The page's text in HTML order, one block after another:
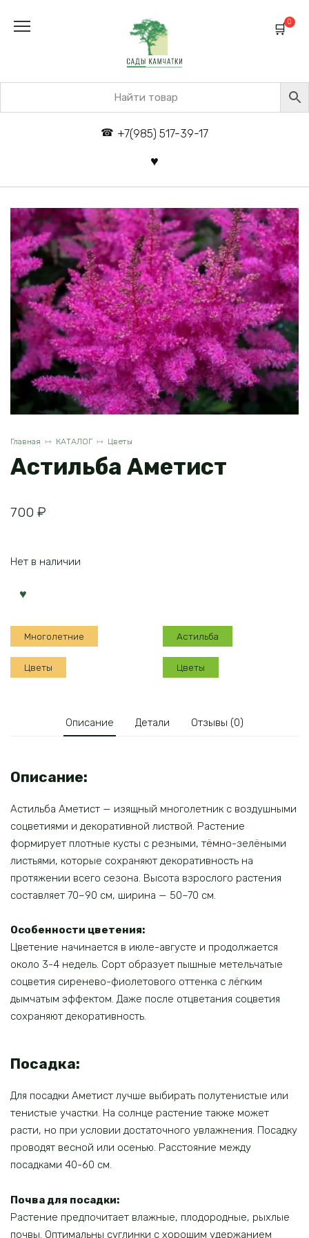
+7(985) 517-39-17
0
Главная КАТАЛОГ Цветы
Астильба Аметист
700 ₽
Нет в наличии
Многолетние
Цветы
Астильба
Цветы
Описание Детали Отзывы (0)
Описание:
Астильба Аметист — изящный многолетник с воздушными
соцветиями и декоративной листвой. Растение
формирует плотные кусты с резными, тёмно-зелёными
листьями, которые сохраняют декоративность на
протяжении всего сезона. Высота взрослого растения
составляет 70–90 см, ширина — 50–70 см.
Особенности цветения:
Цветение начинается в июле-августе и продолжается
около 3-4 недель. Сорт образует пышные метельчатые
соцветия сиренево-фиолетового оттенка с лёгким
дымчатым эффектом. Даже после отцветания соцветия
сохраняют декоративность.
Посадка:
Для посадки Аметист лучше выбирать полутенистые или
тенистые участки. На солнце растение также может
расти, но при условии достаточного увлажнения. Посадку
проводят весной или осенью. Расстояние между
посадками 40-60 см.
Почва для посадки:
Растение предпочитает влажные, плодородные, рыхлые
почвы. Оптимальны суглинки с хорошим удержанием